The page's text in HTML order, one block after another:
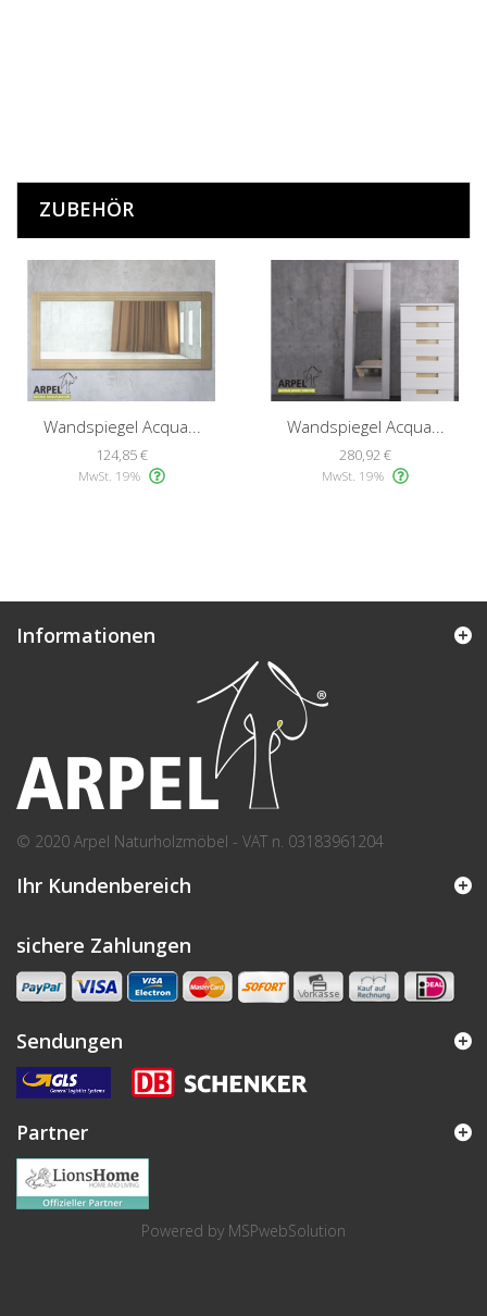
ZUBEHÖR
Wandspiegel Acqua...
124,85 €
MwSt. 19%
Wandspiegel Acqua...
280,92 €
MwSt. 19%
Informationen
© 2020 Arpel Naturholzmöbel - VAT n. 03183961204
Ihr Kundenbereich
sichere Zahlungen
Sendungen
Partner
Powered by MSPwebSolution